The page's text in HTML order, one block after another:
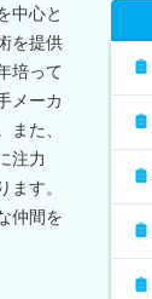
中心と
を提供
培って
メーカ
また、
注力
ます。
仲間を